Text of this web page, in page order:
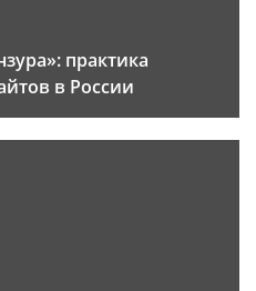
практика
в России